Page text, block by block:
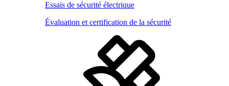
Essais de sécurité électrique
Évaluation et certification de la sécurité